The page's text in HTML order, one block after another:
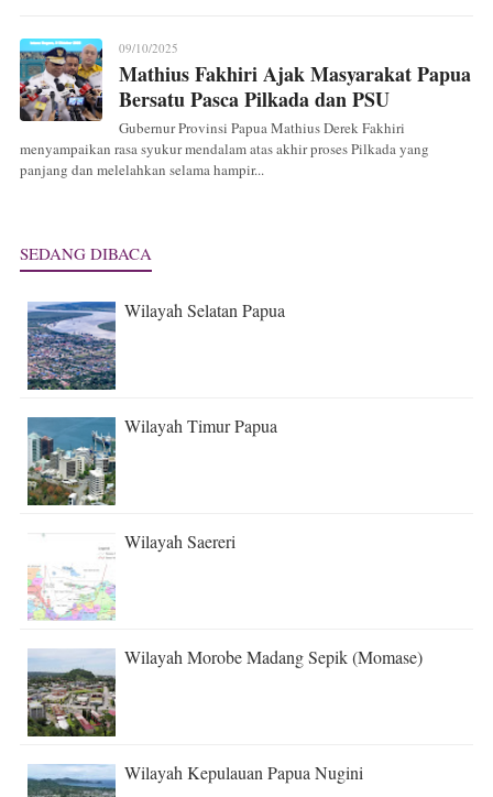
09/10/2025
Mathius Fakhiri Ajak Masyarakat Papua
Bersatu Pasca Pilkada dan PSU
Gubernur Provinsi Papua Mathius Derek Fakhiri
menyampaikan rasa syukur mendalam atas akhir proses Pilkada yang
panjang dan melelahkan selama hampir...
SEDANG DIBACA
Wilayah Selatan Papua
Wilayah Timur Papua
Wilayah Saereri
Wilayah Morobe Madang Sepik (Momase)
Wilayah Kepulauan Papua Nugini